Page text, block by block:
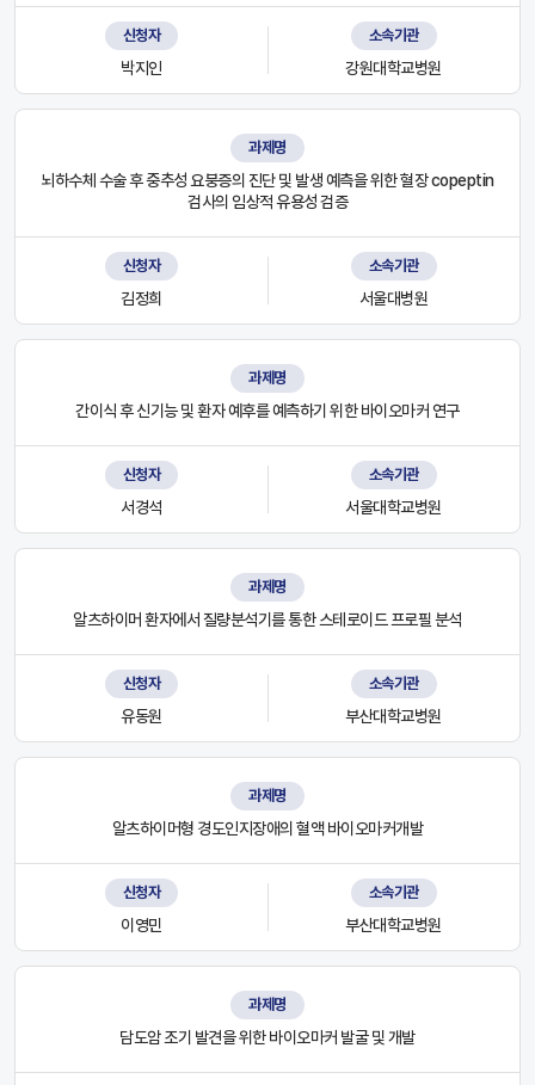
신청자
박지인
소속기관
강원대학교병원
과제명
뇌하수체 수술 후 중추성 요붕증의 진단 및 발생 예측을 위한 혈장 copeptin
검사의 임상적 유용성 검증
신청자
김정희
소속기관
서울대병원
과제명
간이식 후 신기능 및 환자 예후를 예측하기 위한 바이오마커 연구
신청자
서경석
소속기관
서울대학교병원
과제명
알츠하이머 환자에서 질량분석기를 통한 스테로이드 프로필 분석
신청자
유동원
소속기관
부산대학교병원
과제명
알츠하이머형 경도인지장애의 혈액 바이오마커개발
신청자
이영민
소속기관
부산대학교병원
과제명
담도암 조기 발견을 위한 바이오마커 발굴 및 개발